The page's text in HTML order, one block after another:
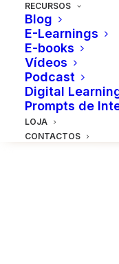
RECURSOS
Blog
E-Learnings
E-books
Vídeos
Podcast
Digital
Prompts de
LOJA
CONTACTOS